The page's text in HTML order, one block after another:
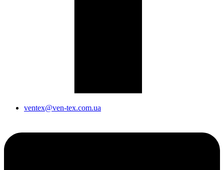
ventex@ven-tex.com.ua